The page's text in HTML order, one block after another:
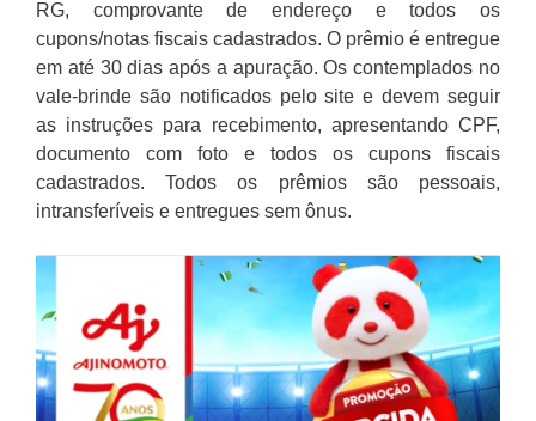
RG, comprovante de endereço e todos os
cupons/notas fiscais cadastrados. O prêmio é entregue
em até 30 dias após a apuração. Os contemplados no
vale-brinde são notificados pelo site e devem seguir
as instruções para recebimento, apresentando CPF,
documento com foto e todos os cupons fiscais
cadastrados. Todos os prêmios são pessoais,
intransferíveis e entregues sem ônus.